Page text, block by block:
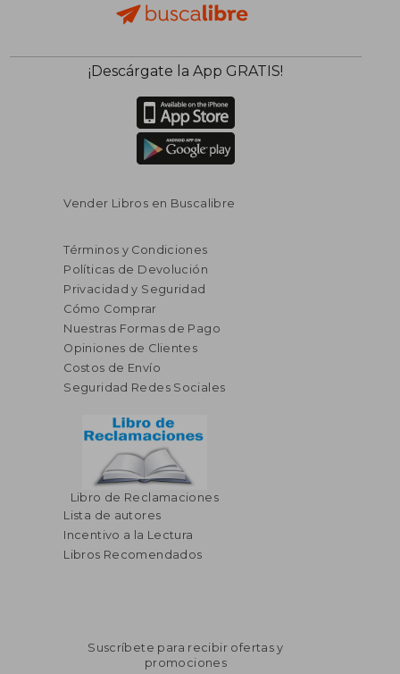
¡Descárgate la App GRATIS!
Vender Libros en Buscalibre
Términos y Condiciones
Políticas de Devolución
Privacidad y Seguridad
Cómo Comprar
Nuestras Formas de Pago
Opiniones de Clientes
Costos de Envío
Seguridad Redes Sociales
Libro de Reclamaciones
Lista de autores
Incentivo a la Lectura
Libros Recomendados
Suscríbete para recibir ofertas y
promociones